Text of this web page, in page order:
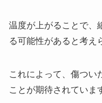
温度が上がることで、
る可能性があると考え
これによって、傷つい
ことが期待されていま